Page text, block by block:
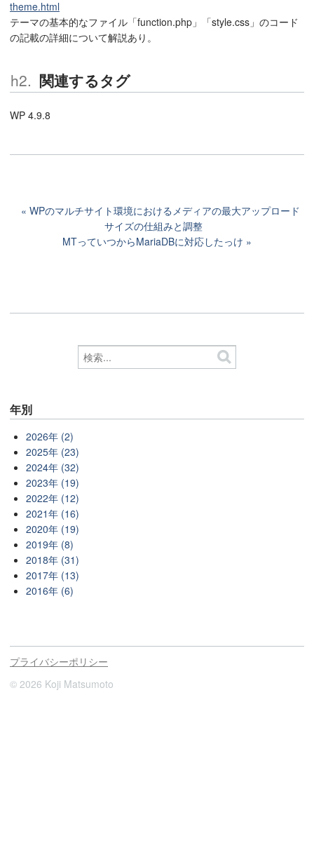
theme.html
テーマの基本的なファイル「function.php」「style.css」のコード
の記載の詳細について解説あり。
関連するタグ
WP 4.9.8
WPのマルチサイト環境におけるメディアの最大アップロード
サイズの仕組みと調整
MTっていつからMariaDBに対応したっけ
年別
2026年 (2)
2025年 (23)
2024年 (32)
2023年 (19)
2022年 (12)
2021年 (16)
2020年 (19)
2019年 (8)
2018年 (31)
2017年 (13)
2016年 (6)
プライバシーポリシー
© 2026 Koji Matsumoto